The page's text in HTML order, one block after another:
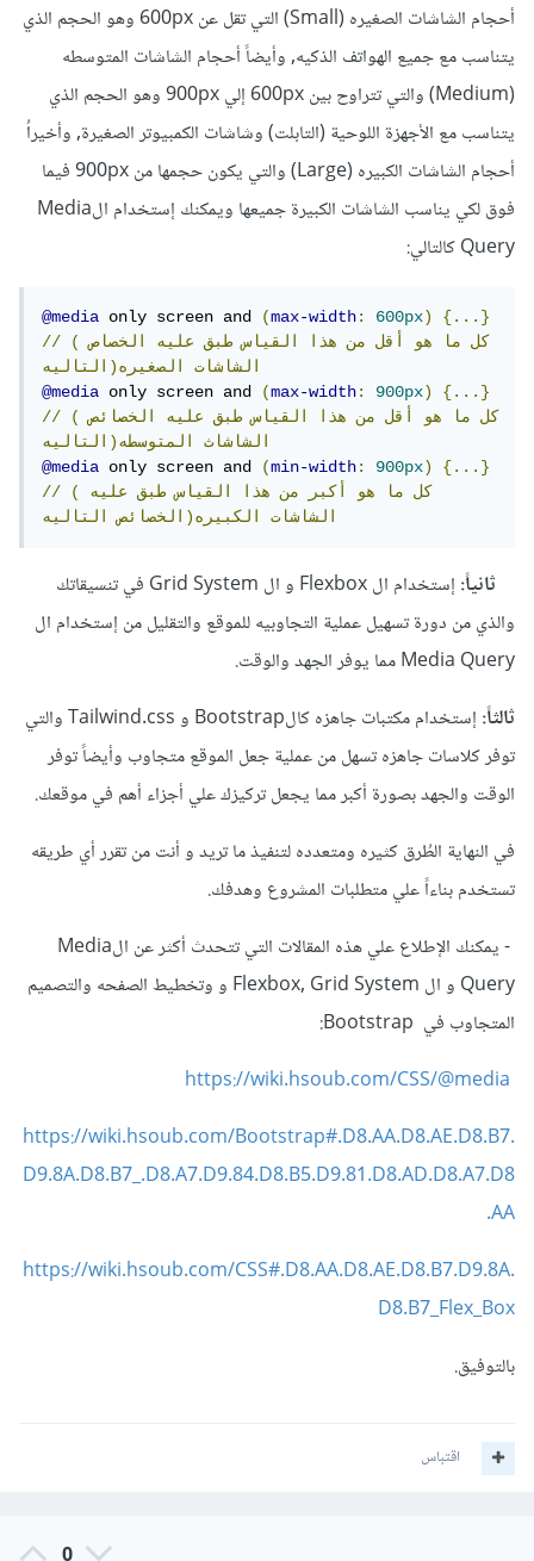
أحجام الشاشات الصغيره (Small) التي تقل عن 600px وهو الحجم الذي
يتناسب مع جميع الهواتف الذكيه, وأيضاً أحجام الشاشات المتوسطه
(Medium) والتي تتراوح بين 600px إلي 900px وهو الحجم الذي
يتناسب مع الأجهزة اللوحية (التابلت) وشاشات الكمبيوتر الصغيرة, وأخيراُ
أحجام الشاشات الكبيره (Large) والتي يكون حجمها من 900px فيما
فوق لكي يناسب الشاشات الكبيرة جميعها ويمكنك إستخدام الMedia
Query كالتالي:
@media only screen and (max-width: 600px)
{...}
//
(كل ما هو أقل من هذا القياس طبق عليه
الخصاص
التاليه)الشاشات
الصغيره
@media only screen and (max-width: 900px)
{...}
//
(كل ما هو أقل من هذا القياس طبق عليه
الخصائص
التاليه)الشاشاث
المتوسطه
@media only screen and (min-width: 900px)
{...}
//
(كل ما هو أكبر من هذا القياس طبق
عليه
الخصائص
التاليه)الشاشات الكبيره
ثانياً:
إستخدام ال Flexbox و ال Grid System في تنسيقاتك
والذي من دورة تسهيل عملية التجاوبيه للموقع والتقليل من إستخدام ال
Media Query مما يوفر الجهد والوقت.
ثالثاً:
إستخدام مكتبات جاهزه كالBootstrap و Tailwind.css والتي
توفر كلاسات جاهزه تسهل من عملية جعل الموقع متجاوب وأيضاً توفر
الوقت والجهد بصورة أكبر مما يجعل تركيزك علي أجزاء أهم في موقعك.
في النهاية الطُرق كثيره ومتعدده لتنفيذ ما تريد و أنت من تقرر أي طريقه
تستخدم بناءاً علي متطلبات المشروع وهدفك.
- يمكنك الإطلاع علي هذه المقالات التي تتحدث أكثر عن الMedia
Query و ال Flexbox, Grid System و وتخطيط الصفحه والتصميم
المتجاوب في Bootstrap:
https://wiki.hsoub.com/CSS/@media
https://wiki.hsoub.com/Bootstrap#.D8.AA.D8.AE.D8.B7.
D9.8A.D8.B7_.D8.A7.D9.84.D8.B5.D9.81.D8.AD.D8.A7.D8
.AA
https://wiki.hsoub.com/CSS#.D8.AA.D8.AE.D8.B7.D9.8A.
D8.B7_Flex_Box
بالتوفيق.
اقتباس